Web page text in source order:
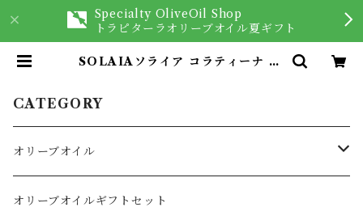
Specialty OliveOil Shop
トラピターラオリーブオイル夏ギフト
SOLAIAソライア コラティーナ 25
CATEGORY
オリーブオイル
オリーブオイル
オリーブオイルギフトセット